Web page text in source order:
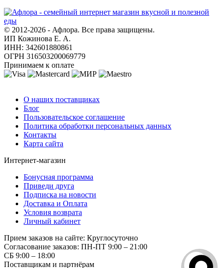
© 2012-2026 - Афлора. Все права защищены.
ИП Кожинова Е. А.
ИНН: 342601880861
ОГРН 316503200069779
Принимаем к оплате
О наших поставщиках
Блог
Пользовательское соглашение
Политика обработки персональных данных
Контакты
Карта сайта
Интернет-магазин
Бонусная программа
Приведи друга
Подписка на новости
Доставка и Оплата
Условия возврата
Личный кабинет
Прием заказов на сайте: Круглосуточно
Согласование заказов: ПН-ПТ 9:00 – 21:00
СБ 9:00 – 18:00
Поставщикам и партнёрам